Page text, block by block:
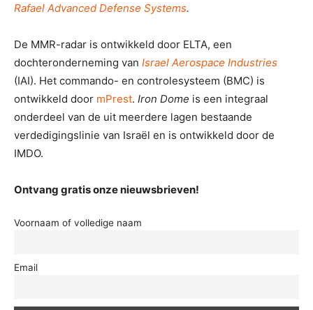
Rafael Advanced Defense Systems.
De MMR-radar is ontwikkeld door ELTA, een
dochteronderneming van Israel Aerospace Industries
(IAI). Het commando- en controlesysteem (BMC) is
ontwikkeld door mPrest. Iron Dome is een integraal
onderdeel van de uit meerdere lagen bestaande
verdedigingslinie van Israël en is ontwikkeld door de
IMDO.
Ontvang gratis onze nieuwsbrieven!
Voornaam of volledige naam
Email